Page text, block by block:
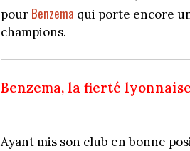
pour Benzema qui porte encore
champions.
Benzema, la fierté lyonnaise
Ayant mis son club en bonne